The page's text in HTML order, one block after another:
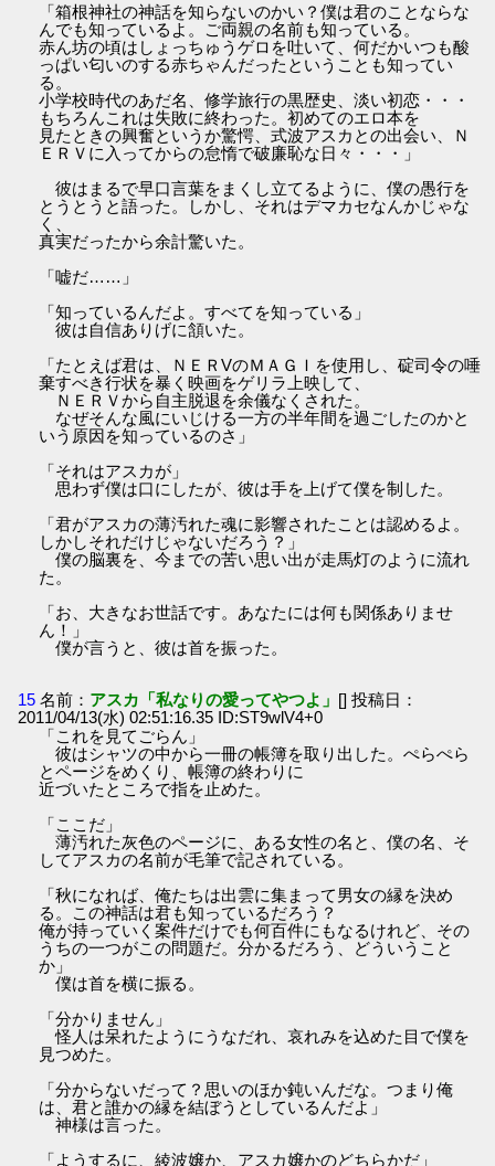
「箱根神社の神話を知らないのかい？僕は君のことならな
んでも知っているよ。ご両親の名前も知っている。
赤ん坊の頃はしょっちゅうゲロを吐いて、何だかいつも酸
っぱい匂いのする赤ちゃんだったということも知ってい
る。
小学校時代のあだ名、修学旅行の黒歴史、淡い初恋・・・
もちろんこれは失敗に終わった。初めてのエロ本を
見たときの興奮というか驚愕、式波アスカとの出会い、Ｎ
ＥＲＶに入ってからの怠惰で破廉恥な日々・・・」
彼はまるで早口言葉をまくし立てるように、僕の愚行を
とうとうと語った。しかし、それはデマカセなんかじゃな
く、
真実だったから余計驚いた。
「嘘だ……」
「知っているんだよ。すべてを知っている」
彼は自信ありげに頷いた。
「たとえば君は、ＮＥＲVのＭＡＧＩを使用し、碇司令の唾
棄すべき行状を暴く映画をゲリラ上映して、
ＮＥＲＶから自主脱退を余儀なくされた。
なぜそんな風にいじける一方の半年間を過ごしたのかと
いう原因を知っているのさ」
「それはアスカが」
思わず僕は口にしたが、彼は手を上げて僕を制した。
「君がアスカの薄汚れた魂に影響されたことは認めるよ。
しかしそれだけじゃないだろう？」
僕の脳裏を、今までの苦い思い出が走馬灯のように流れ
た。
「お、大きなお世話です。あなたには何も関係ありませ
ん！」
僕が言うと、彼は首を振った。
15 名前： アスカ「私なりの愛ってやつよ」 [] 投稿日：
2011/04/13(水) 02:51:16.35 ID:ST9wlV4+0
「これを見てごらん」
彼はシャツの中から一冊の帳簿を取り出した。ぺらぺら
とページをめくり、帳簿の終わりに
近づいたところで指を止めた。
「ここだ」
薄汚れた灰色のページに、ある女性の名と、僕の名、そ
してアスカの名前が毛筆で記されている。
「秋になれば、俺たちは出雲に集まって男女の縁を決め
る。この神話は君も知っているだろう？
俺が持っていく案件だけでも何百件にもなるけれど、その
うちの一つがこの問題だ。分かるだろう、どういうこと
か」
僕は首を横に振る。
「分かりません」
怪人は呆れたようにうなだれ、哀れみを込めた目で僕を
見つめた。
「分からないだって？思いのほか鈍いんだな。つまり俺
は、君と誰かの縁を結ぼうとしているんだよ」
神様は言った。
「ようするに、綾波嬢か、アスカ嬢かのどちらかだ」